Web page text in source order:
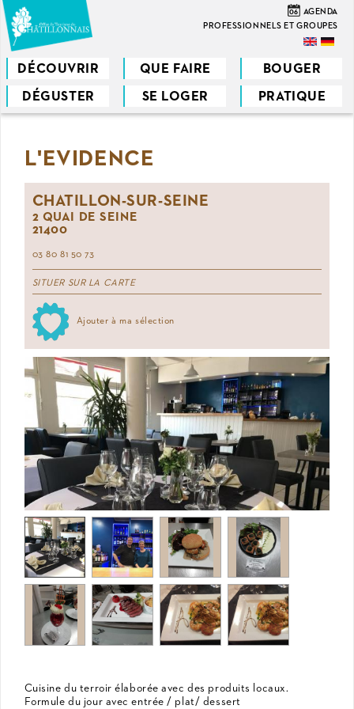
Aller
au
contenu
principal
06 AGENDA
PROFESSIONNELS ET GROUPES
DÉCOUVRIR QUE FAIRE BOUGER
DÉGUSTER SE LOGER PRATIQUE
Vous
L'EVIDENCE
CHATILLON-SUR-SEINE
2 QUAI DE SEINE
21400
03 80 81 50 73
SITUER SUR LA CARTE
Ajouter à ma sélection
Cuisine du terroir élaborée avec des produits locaux.
Formule du jour avec entrée / plat/ dessert